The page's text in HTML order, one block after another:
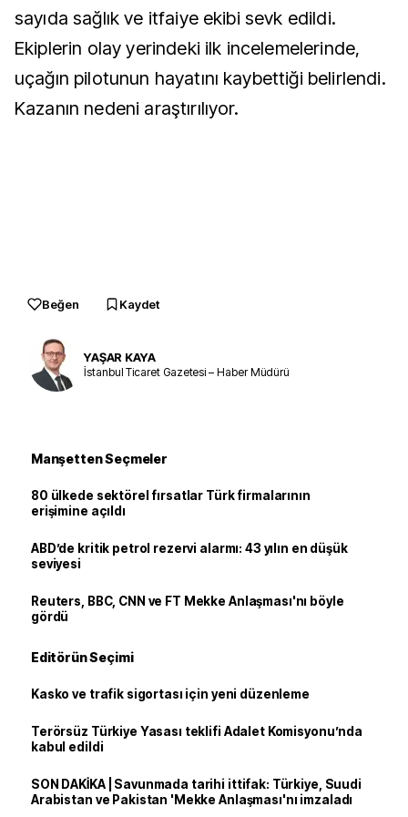
sayıda sağlık ve itfaiye ekibi sevk edildi.
Ekiplerin olay yerindeki ilk incelemelerinde,
uçağın pilotunun hayatını kaybettiği belirlendi.
Kazanın nedeni araştırılıyor.
Beğen Kaydet
YAŞAR KAYA
İstanbul Ticaret Gazetesi – Haber Müdürü
Manşetten Seçmeler
80 ülkede sektörel fırsatlar Türk firmalarının
erişimine açıldı
ABD’de kritik petrol rezervi alarmı: 43 yılın en düşük
seviyesi
Reuters, BBC, CNN ve FT Mekke Anlaşması'nı böyle
gördü
Editörün Seçimi
Kasko ve trafik sigortası için yeni düzenleme
Terörsüz Türkiye Yasası teklifi Adalet Komisyonu’nda
kabul edildi
SON DAKİKA | Savunmada tarihi ittifak: Türkiye, Suudi
Arabistan ve Pakistan 'Mekke Anlaşması'nı imzaladı